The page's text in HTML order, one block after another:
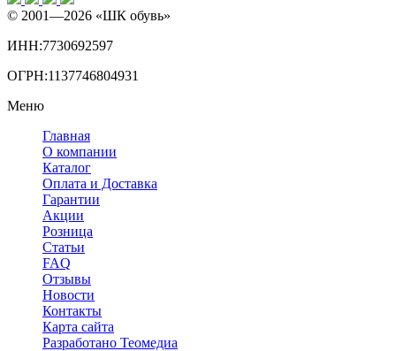
© 2001—2026 «ШК обувь»
ИНН:7730692597
ОГРН:1137746804931
Меню
Главная
О компании
Каталог
Оплата и Доставка
Гарантии
Акции
Розница
Статьи
FAQ
Отзывы
Новости
Контакты
Карта сайта
Разработано Теомедиа